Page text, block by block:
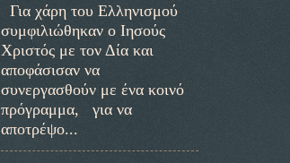
Για χάρη του Ελληνισμού
συμφιλιώθηκαν ο Ιησούς
Χριστός με τον Δία και
αποφάσισαν να
συνεργασθούν με ένα κοινό
πρόγραμμα, για να
αποτρέψο...